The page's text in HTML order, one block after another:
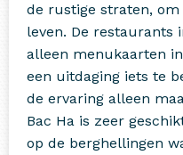
de rustige straten,
leven. De restaurants
alleen menukaarten
een uitdaging iets te
de ervaring alleen
Bac Ha is zeer
op de berghellingen